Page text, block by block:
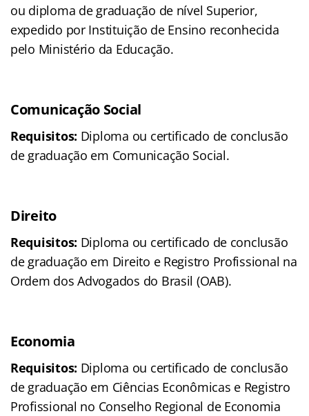
ou diploma de graduação de nível Superior,
expedido por Instituição de Ensino reconhecida
pelo Ministério da Educação.
Comunicação Social
Requisitos: Diploma ou certificado de conclusão
de graduação em Comunicação Social.
Direito
Requisitos: Diploma ou certificado de conclusão
de graduação em Direito e Registro Profissional na
Ordem dos Advogados do Brasil (OAB).
Economia
Requisitos: Diploma ou certificado de conclusão
de graduação em Ciências Econômicas e Registro
Profissional no Conselho Regional de Economia